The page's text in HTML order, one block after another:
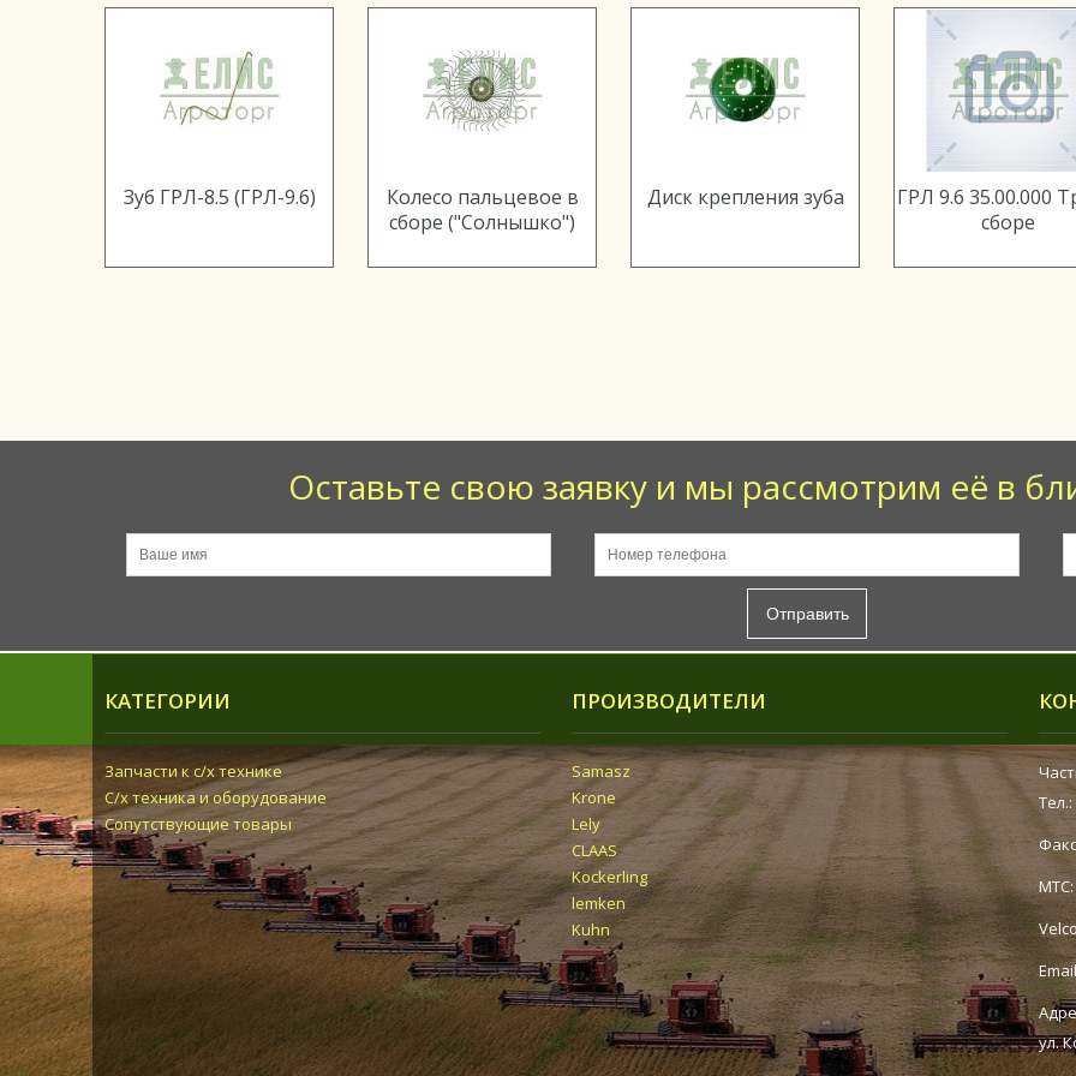
Зуб ГРЛ-8.5 (ГРЛ-9.6)
Колесо пальцевое в
сборе ("Солнышко")
Диск крепления зуба
ГРЛ 9.6 35.00.000
сборе
Оставьте свою заявку и мы рассмотрим её в
Отправить
КАТЕГОРИИ
Запчасти к с/х технике
С/х техника и оборудование
Сопутствующие товары
ПРОИЗВОДИТЕЛИ
Samasz
Krone
Lely
CLAAS
Kockerling
lemken
Kuhn
Тел.:
ул.